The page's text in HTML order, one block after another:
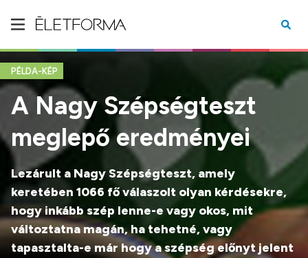
PÉLDA-KÉP
A Nagy Szépségteszt
meglepő eredményei
Lezárult a Nagy Szépségteszt, amely
keretében 1066 fő válaszolt olyan kérdésekre,
hogy inkább szép lenne-e vagy okos, mit
változtatna magán, ha tehetné, vagy
tapasztalta-e már hogy a szépség előnyt jelent